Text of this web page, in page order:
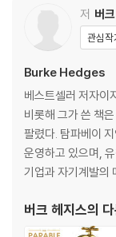
PART 3 이 시대의 가
제 9 장 소유할 것인
제 10 장 부자가 되는
제 11 장 이상적인 사
제 12 장 1루에 발을
제 13 장 개인 독립
제 14 장 표지만 보
저 버
관심작
Burke Hedges
베스트셀러 저자이
비롯해 그가 쓴 책
팔렸다. 탐파베이
운영하고 있으며,
기업과 자기계발의
버크 헤지스의